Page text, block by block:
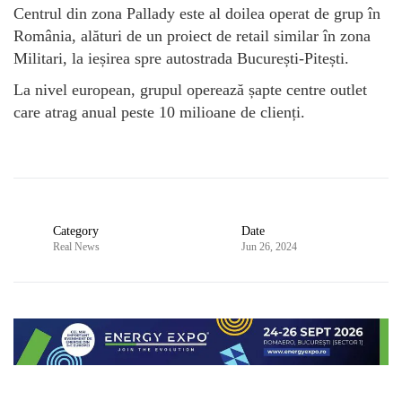
Centrul din zona Pallady este al doilea operat de grup în
România, alături de un proiect de retail similar în zona
Militari, la ieșirea spre autostrada București-Pitești.
La nivel european, grupul operează șapte centre outlet
care atrag anual peste 10 milioane de clienți.
Category
Real News
Date
Jun 26, 2024